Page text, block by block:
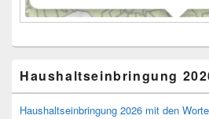
Haushaltseinbringung
Haushaltseinbringung 2026 mit den